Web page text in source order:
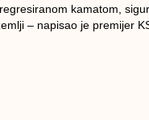
kamatom,
– napisao je premijer